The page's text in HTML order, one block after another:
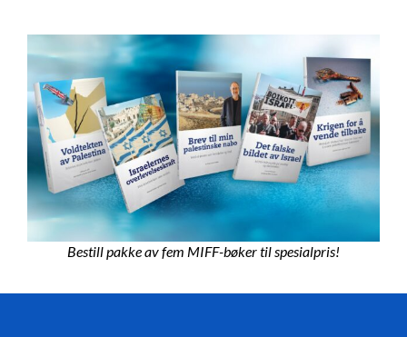
Bestill pakke av fem MIFF-bøker til spesialpris!